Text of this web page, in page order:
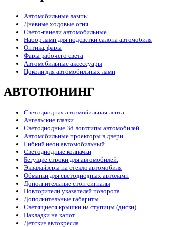
Автомобильные лампы
Дневные ходовые огни
Свето-панели автомобильные
Набор ламп для подсветки салона автомобиля
Оптика, фары
Фары рабочего света
Автомобильные аксессуары
Цоколи для автомобильных ламп
АВТОТЮНИНГ
Светодиодная автомобильная лента
Ангельские глазки
Светодиодные 3d логотипы автомобилей
Автомобильные проекторы в двери
Гибкий неон автомобильный
Светодиодные колпачки
Бегущие строки для автомобилей.
Эквалайзеры на стекло автомобиля
Обманки для светодиодных автоламп
Дополнительные стоп-сигналы
Повторители указателей поворота
Дополнительные габариты
Светящиеся крышки на ступицы (диски)
Накладки на капот
Детские автокресла